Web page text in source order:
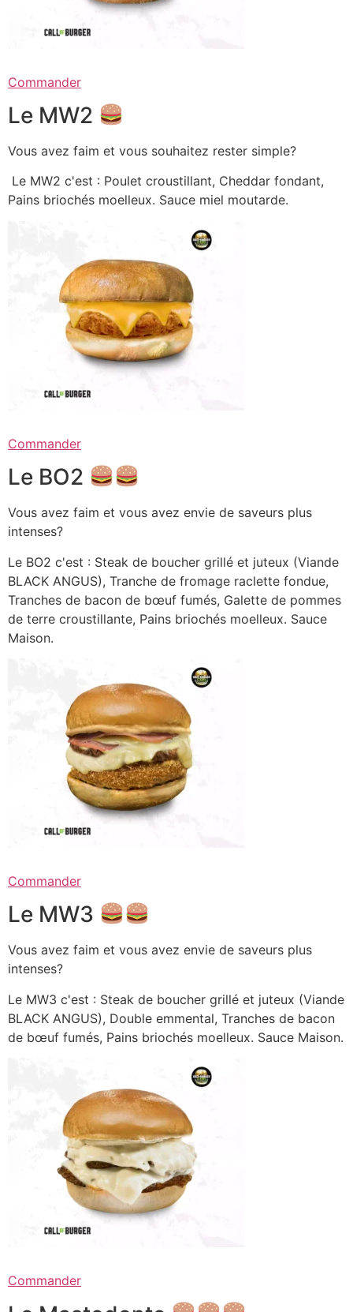
Commander
Le MW2
Vous avez faim et vous souhaitez rester simple?
Le MW2 c'est : Poulet croustillant, Cheddar fondant,
Pains briochés moelleux. Sauce miel moutarde.
Commander
Le BO2
Vous avez faim et vous avez envie de saveurs plus
intenses?
Le BO2 c'est : Steak de boucher grillé et juteux (Viande
BLACK ANGUS), Tranche de fromage raclette fondue,
Tranches de bacon de bœuf fumés, Galette de pommes
de terre croustillante, Pains briochés moelleux. Sauce
Maison.
Commander
Le MW3
Vous avez faim et vous avez envie de saveurs plus
intenses?
Le MW3 c'est : Steak de boucher grillé et juteux (Viande
BLACK ANGUS), Double emmental, Tranches de bacon
de bœuf fumés, Pains briochés moelleux. Sauce Maison.
Commander